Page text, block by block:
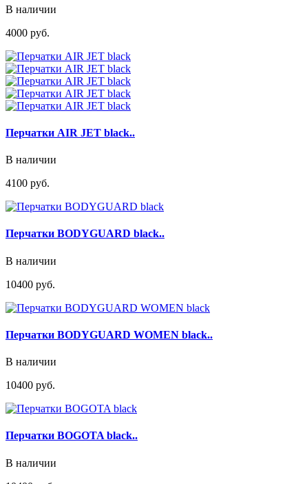
В наличии
4000 руб.
Перчатки AIR JET black..
В наличии
4100 руб.
Перчатки BODYGUARD black..
В наличии
10400 руб.
Перчатки BODYGUARD WOMEN black..
В наличии
10400 руб.
Перчатки BOGOTA black..
В наличии